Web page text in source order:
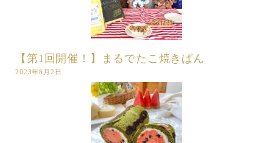
【第1回開催！】まるでたこ焼きぱん
2023年8月2日